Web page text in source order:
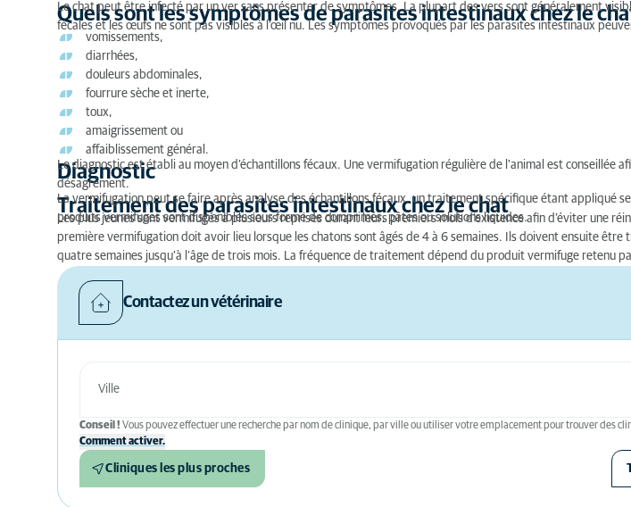
Quels sont les symptômes de parasites intestinaux chez le
Le chat peut être infecté par un ver sans présenter de symptômes. La plupart des vers sont généralement
fécales et les œufs ne sont pas visibles à l’œil nu. Les symptômes provoqués par les parasites intestinaux
vomissements,
diarrhées,
douleurs abdominales,
fourrure sèche et inerte,
toux,
amaigrissement ou
affaiblissement général.
Diagnostic
Le diagnostic est établi au moyen d’échantillons fécaux. Une vermifugation régulière de l'animal est conseillée
désagrément.
Traitement des parasites intestinaux chez le chat
La vermifugation peut se faire après analyse des échantillons fécaux, un traitement spécifique étant appliqué
produits vermifuges sont disponibles sous forme de comprimés, pâtes ou solutions liquides.
Les plus jeunes sont vermifugés à plusieurs reprises durant leurs premiers mois d’existence afin d’éviter une
première vermifugation doit avoir lieu lorsque les chatons sont âgés de 4 à 6 semaines. Ils doivent ensuite être
quatre semaines jusqu’à l’âge de trois mois. La fréquence de traitement dépend du produit vermifuge retenu
Contactez un vétérinaire
Conseil ! Vous pouvez effectuer une recherche par nom de clinique, par ville ou utiliser votre emplacement pour trouver des
Comment activer.
Cliniques les plus proches